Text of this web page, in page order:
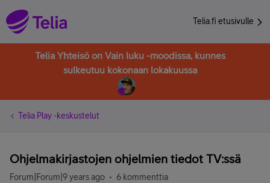
Telia.fi etusivulle
Telia Yhteisö on Vain luku -moodissa, kunnes
sulkeutuu kokonaan lokakuussa
Telia Play -keskustelut
Ohjelmakirjastojen ohjelmien tiedot TV:ssä
Forum|Forum|9 years ago 6 kommenttia